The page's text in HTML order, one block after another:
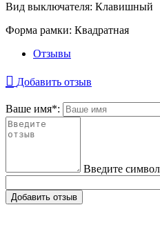
Вид выключателя: Клавишный
Форма рамки: Квадратная
Отзывы
Добавить отзыв
Ваше имя*:
Введите
Добавить отзыв